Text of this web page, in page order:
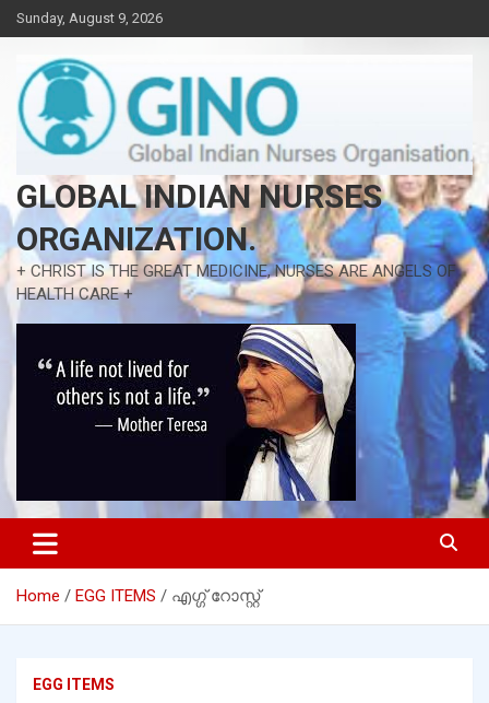
Skip
to
content
Sunday, August 9, 2026
GLOBAL INDIAN NURSES
ORGANIZATION.
+ CHRIST IS THE GREAT MEDICINE, NURSES ARE ANGELS OF
HEALTH CARE +
Home EGG ITEMS എഗ്ഗ് റോസ്റ്റ്
EGG ITEMS